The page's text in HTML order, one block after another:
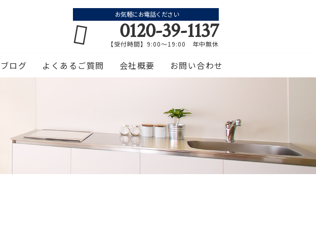
お気軽にお電話ください
0120-39-1137
【受付時間】9:00～19:00 年中無休
ブログ よくあるご質問 会社概要 お問い合わせ